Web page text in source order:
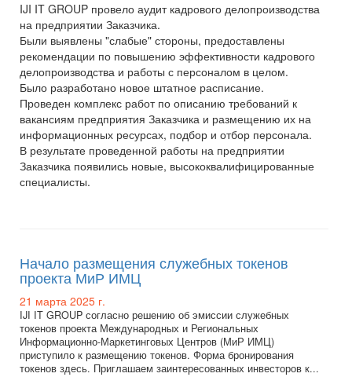
IJI IT GROUP провело аудит кадрового делопроизводства
на предприятии Заказчика.
Были выявлены "слабые" стороны, предоставлены
рекомендации по повышению эффективности кадрового
делопроизводства и работы с персоналом в целом.
Было разработано новое штатное расписание.
Проведен комплекс работ по описанию требований к
вакансиям предприятия Заказчика и размещению их на
информационных ресурсах, подбор и отбор персонала.
В результате проведенной работы на предприятии
Заказчика появились новые, высококвалифицированные
специалисты.
Начало размещения служебных токенов
проекта МиР ИМЦ
21 марта 2025 г.
IJI IT GROUP согласно решению об эмиссии служебных
токенов проекта Международных и Региональных
Информационно-Маркетинговых Центров (МиР ИМЦ)
приступило к размещению токенов. Форма бронирования
токенов здесь. Приглашаем заинтересованных инвесторов к...